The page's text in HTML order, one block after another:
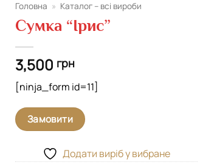
Головна » Каталог – всі вироби
Сумка “Ірис”
3,500 грн
[ninja_form id=11]
Замовити
Додати виріб у вибране